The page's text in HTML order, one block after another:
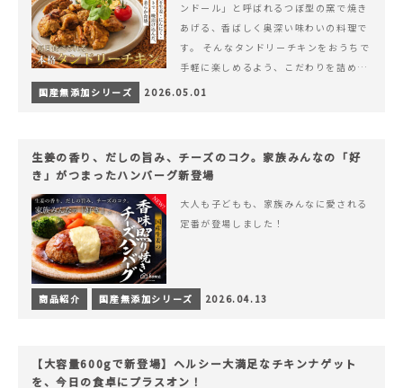
ンドール」と呼ばれるつぼ型の窯で焼き
あげる、香ばしく奥深い味わいの料理で
す。 そんなタンドリーチキンをおうちで
手軽に楽しめるよう、こだわりを詰め込
んで仕上げました。 様々なシーンでお召
国産無添加シリーズ 2026.05.01
生姜の香り、だしの旨み、チーズのコク。家族みんなの「好
き」がつまったハンバーグ新登場
大人も子どもも、家族みんなに愛される
定番が登場しました！
商品紹介 国産無添加シリーズ 2026.04.13
【大容量600gで新登場】ヘルシー大満足なチキンナゲット
を、今日の食卓にプラスオン！